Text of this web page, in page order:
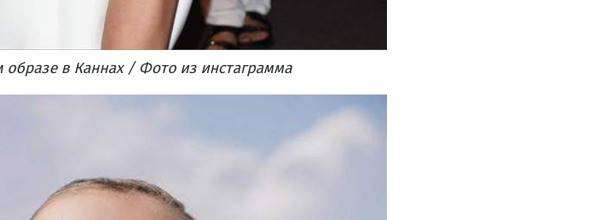
образе в Каннах / Фото из инстаграмма